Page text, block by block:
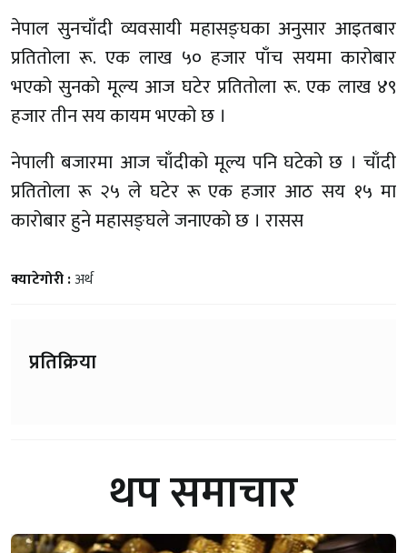
नेपाल सुनचाँदी व्यवसायी महासङ्घका अनुसार आइतबार
प्रतितोला रू. एक लाख ५० हजार पाँच सयमा कारोबार
भएको सुनको मूल्य आज घटेर प्रतितोला रू. एक लाख ४९
हजार तीन सय कायम भएको छ ।
नेपाली बजारमा आज चाँदीको मूल्य पनि घटेको छ । चाँदी
प्रतितोला रू २५ ले घटेर रू एक हजार आठ सय १५ मा
कारोबार हुने महासङ्घले जनाएको छ । रासस
क्याटेगोरी :अर्थ
प्रतिक्रिया
थप समाचार